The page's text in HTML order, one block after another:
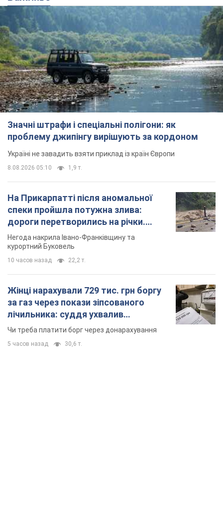
Значні штрафи і спеціальні полігони: як
проблему джипінгу вирішують за кордоном
Україні не завадить взяти приклад із країн Європи
8.08.2026 05:10 1,9 т.
На Прикарпатті після аномальної
спеки пройшла потужна злива:
дороги перетворились на річки.
Відео
Негода накрила Івано-Франківщину та
курортний Буковель
10 часов назад 22,2 т.
Жінці нарахували 729 тис. грн боргу
за газ через покази зіпсованого
лічильника: суддя ухвалив
неочікуване рішення
Чи треба платити борг через донарахування
5 часов назад 30,6 т.